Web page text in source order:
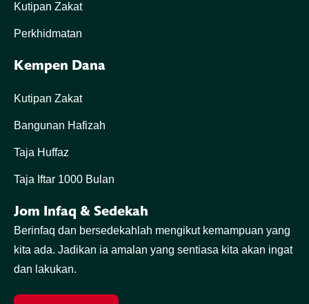
Kutipan Zakat
Perkhidmatan
Kempen Dana
Kutipan Zakat
Bangunan Hafizah
Taja Huffaz
Taja Iftar 1000 Bulan
Jom Infaq & Sedekah
Berinfaq dan bersedekahlah mengikut kemampuan yang
kita ada. Jadikan ia amalan yang sentiasa kita akan ingat
dan lakukan.